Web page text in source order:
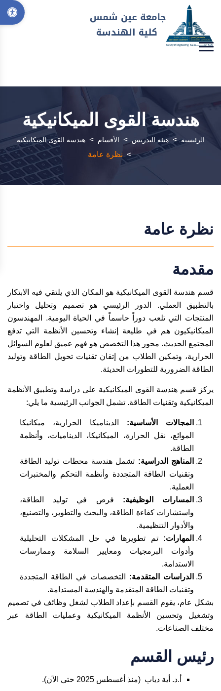
هندسة القوى الميكانيكية
الرئيسية > هيئة التدريس > الأقسام > هندسة القوى الميكانيكية
> نظرة عامة
نظرة عامة
مقدمة
قسم هندسة القوى الميكانيكية هو المكان الذي يلتقي فيه الابتكار
بالتطبيق العملي. الدور الرئيسي هو تصميم وتحليل واختبار
المنتجات التي تلعب دوراً حاسماً في الحياة اليومية. المهندسون
الميكانيكيون هم في طليعة إنشاء وتحسين الأنظمة التي تدفع
المجتمع الحديث. محور هذا التخصص هو فهم عميق لعلوم السوائل
الحرارية، وتمكين الطلاب من إتقان تقنيات تحويل الطاقة وتوليد
الطاقة الضرورية للتطورات الحديثة.
يركز قسم هندسة القوى الميكانيكية على دراسة وتطبيق الأنظمة
الميكانيكية وتقنيات الطاقة. تشمل الجوانب الرئيسية ما يلي:
المجالات الأساسية: الديناميكا الحرارية، ميكانيكا
الموائع، نقل الحرارة، الميكانيكا، الديناميات، وأنظمة
الطاقة.
المناهج الدراسية: تشمل هندسة محطات توليد الطاقة
وتقنيات الطاقة المتجددة وأنظمة التحكم والمختبرات
العملية.
المسارات الوظيفية: فرص في توليد الطاقة،
واستشارات كفاءة الطاقة، والبحث والتطوير، والتصنيع،
والأدوار التنظيمية.
المهارات: تم تطويرها في حل المشكلات التحليلية
وأدوات البرمجيات ومعايير السلامة وممارسات
الاستدامة.
الدراسات المتقدمة: التخصصات في الطاقة المتجددة
وتقنيات الطاقة المتقدمة والهندسة المستدامة.
بشكل عام، يقوم القسم بإعداد الطلاب لشغل وظائف في تصميم
وتشغيل وتحسين الأنظمة الميكانيكية وعمليات الطاقة عبر
مختلف الصناعات.
رئيس القسم
أ.د. أية دياب (منذ أغسطس 2025 حتى الآن).